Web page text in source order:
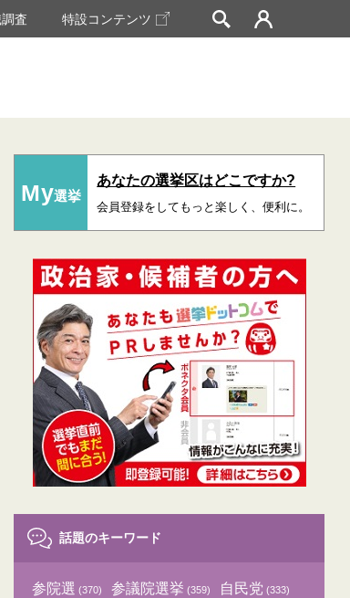
査 特設コンテンツ
My選挙
あなたの選挙区はどこですか?
会員登録をしてもっと楽しく、便利に。
話題のキーワード
参院選 (370) 参議院選挙 (359) 自民党 (333)